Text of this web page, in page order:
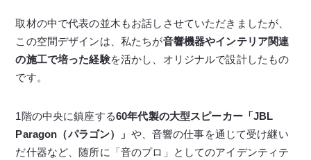
取材の中で代表の並木もお話しさせていただきましたが、
この空間デザインは、私たちが音響機器やインテリア関連
の施工で培った経験を活かし、オリジナルで設計したもの
です。
1階の中央に鎮座する60年代製の大型スピーカー「JBL
Paragon（パラゴン）」 や、音響の仕事を通じて受け継い
だ什器など、随所に「音のプロ」としてのアイデンティテ